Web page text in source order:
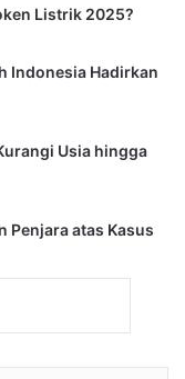
Listrik 2025?
Indonesia Hadirkan
Usia hingga
Penjara atas Kasus